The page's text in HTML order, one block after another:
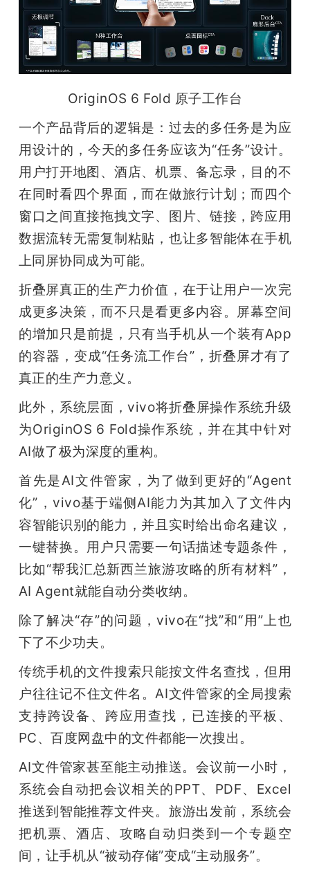
OriginOS 6 Fold 原子工作台
一个产品背后的逻辑是：过去的多任务是为应
用设计的，今天的多任务应该为“任务”设计。
用户打开地图、酒店、机票、备忘录，目的不
在同时看四个界面，而在做旅行计划；而四个
窗口之间直接拖拽文字、图片、链接，跨应用
数据流转无需复制粘贴，也让多智能体在手机
上同屏协同成为可能。
折叠屏真正的生产力价值，在于让用户一次完
成更多决策，而不只是看更多内容。屏幕空间
的增加只是前提，只有当手机从一个装有App
的容器，变成“任务流工作台”，折叠屏才有了
真正的生产力意义。
此外，系统层面，vivo将折叠屏操作系统升级
为OriginOS 6 Fold操作系统，并在其中针对
AI做了极为深度的重构。
首先是AI文件管家，为了做到更好的“Agent
化”，vivo基于端侧AI能力为其加入了文件内
容智能识别的能力，并且实时给出命名建议，
一键替换。用户只需要一句话描述专题条件，
比如“帮我汇总新西兰旅游攻略的所有材料”，
AI Agent就能自动分类收纳。
除了解决“存”的问题，vivo在“找”和“用”上也
下了不少功夫。
传统手机的文件搜索只能按文件名查找，但用
户往往记不住文件名。AI文件管家的全局搜索
支持跨设备、跨应用查找，已连接的平板、
PC、百度网盘中的文件都能一次搜出。
AI文件管家甚至能主动推送。会议前一小时，
系统会自动把会议相关的PPT、PDF、Excel
推送到智能推荐文件夹。旅游出发前，系统会
把机票、酒店、攻略自动归类到一个专题空
间，让手机从“被动存储”变成“主动服务”。